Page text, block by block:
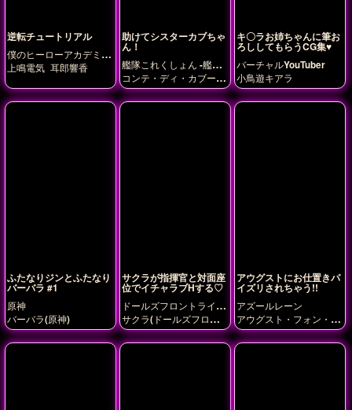
逆転チュートリアル
僕のヒーローアカデミ
ア
上鳴電気 耳郎響香
助けてシスターカブちゃ
ん！
艦隊これくしょん -艦こ
れ-
コンテ・ディ・カブー
ル
キ〇ラお姉ちゃんに筆お
ろししてもらうCG集♥
バーチャルYouTuber
小鳥遊キアラ
ふたなりジンとふたなり
バーバラ #1
原神
バーバラ(原神)
サクラが指揮官と対面座
位でイチャラブHする♡
ドールズフロントライン
(少女前線)
サクラ(ドールズフロン
トライン)
アウグストにお仕置きパ
イズリされちゃう!!
アズールレーン
アウグスト・フォン・パ
ーセヴァル